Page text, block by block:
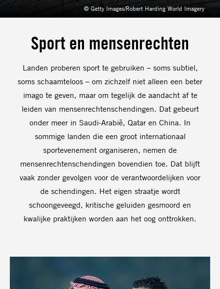
Sport en mensenrechten
Landen proberen sport te gebruiken – soms subtiel,
soms schaamteloos – om zichzelf niet alleen een beter
imago te geven, maar om tegelijk de aandacht af te
leiden van mensenrechtenschendingen. Dat gebeurt
onder meer in Saudi-Arabië, Qatar en China. In
sommige landen die een groot internationaal
sportevenement organiseren, nemen de
mensenrechtenschendingen bovendien toe. Dat blijft
vaak zonder gevolgen voor de verantwoordelijken voor
de schendingen. Het eigen straatje wordt
schoongeveegd, kritische geluiden gesmoord en
kwalijke praktijken worden aan het oog onttrokken.
© Getty Images/Robert Harding World Imagery